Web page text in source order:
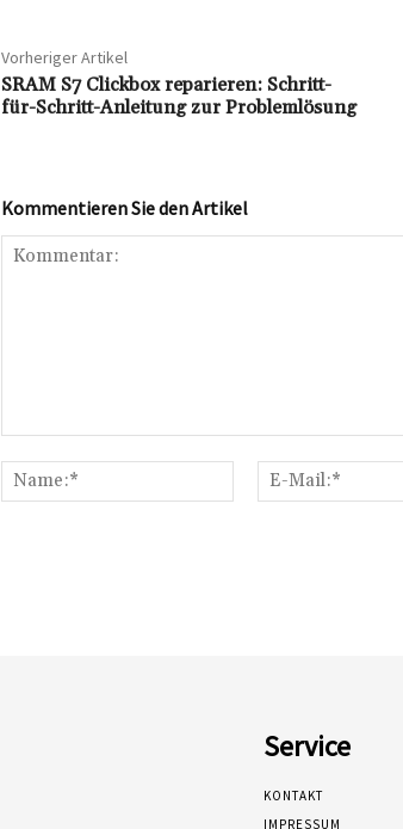
Vorheriger Artikel
SRAM S7 Clickbox reparieren: Schritt-
für-Schritt-Anleitung zur Problemlösung
Kommentieren Sie den Artikel
Name:*
Service
KONTAKT
IMPRESSUM